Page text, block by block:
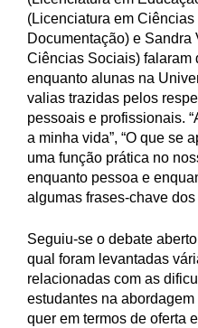
(Licenciatura em
Documentação) e
Ciências Sociais) falaram
enquanto alunas na
valias trazidas pelos
pessoais e profissionais.
a minha vida”, “O que se
uma função prática no
enquanto pessoa e
algumas frases-chave
Seguiu-se o debate
qual foram levantadas
relacionadas com as
estudantes na
quer em termos de oferta